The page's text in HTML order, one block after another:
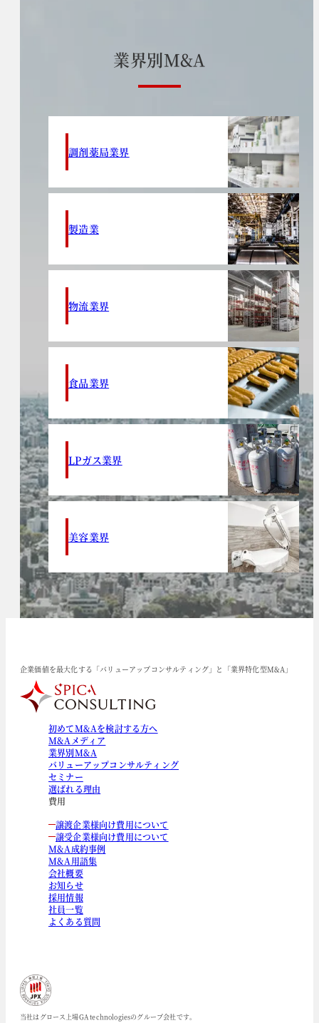
業界別M&A
調剤薬局業界
製造業
物流業界
食品業界
LPガス業界
美容業界
企業価値を最大化する「バリューアップコンサルティング」と「業界特化型M&A」
初めてM&Aを検討する方へ
M&Aメディア
業界別M&A
バリューアップコンサルティング
セミナー
選ばれる理由
費用
譲渡企業様向け費用について
譲受企業様向け費用について
M&A成約事例
M&A用語集
会社概要
お知らせ
採用情報
社員一覧
よくある質問
当社はグロース上場GA technologiesのグループ会社です。